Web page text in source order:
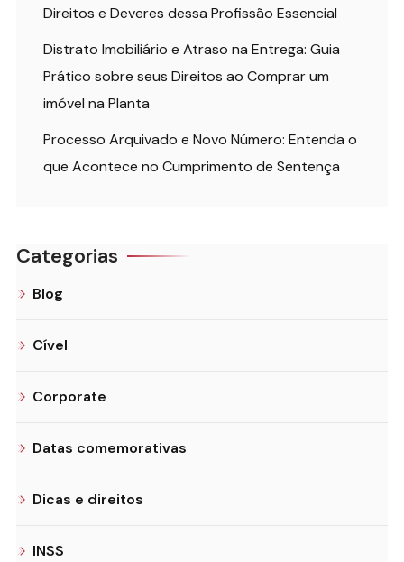
Direitos e Deveres dessa Profissão Essencial
Distrato Imobiliário e Atraso na Entrega: Guia
Prático sobre seus Direitos ao Comprar um
imóvel na Planta
Processo Arquivado e Novo Número: Entenda o
que Acontece no Cumprimento de Sentença
Categorias
Blog
Cível
Corporate
Datas comemorativas
Dicas e direitos
INSS